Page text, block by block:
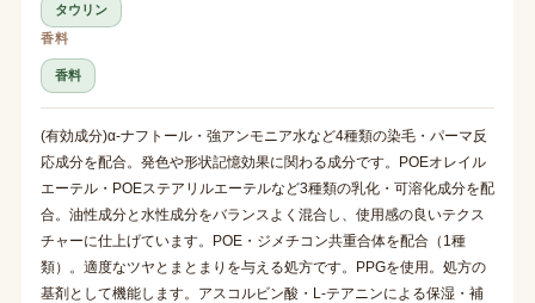
タウリン
香料
香料
(有効成分)α-ナフトール・強アンモニア水など4種類の染毛・パーマ反
応成分を配合。発色や形状記憶効果に関わる成分です。POEオレイル
エーテル・POEステアリルエーテルなど3種類の乳化・可溶化成分を配
合。油性成分と水性成分をバランスよく混合し、使用感の良いテクス
チャーに仕上げています。POE・ジメチコン共重合体を配合（1種
類）。適度なツヤとまとまりを与える処方です。PPGを使用。処方の
基剤として機能します。アスコルビン酸・L-テアニンによる保湿・補